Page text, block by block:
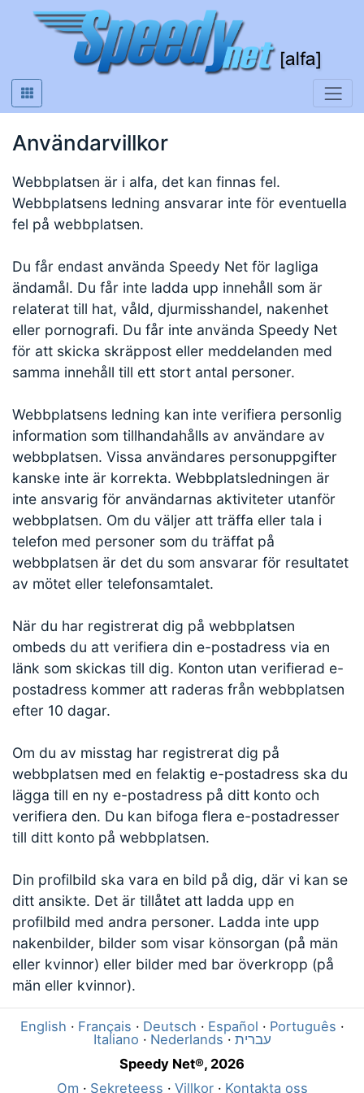
Användarvillkor
Webbplatsen är i alfa, det kan finnas fel.
Webbplatsens ledning ansvarar inte för eventuella
fel på webbplatsen.
Du får endast använda Speedy Net för lagliga
ändamål. Du får inte ladda upp innehåll som är
relaterat till hat, våld, djurmisshandel, nakenhet
eller pornografi. Du får inte använda Speedy Net
för att skicka skräppost eller meddelanden med
samma innehåll till ett stort antal personer.
Webbplatsens ledning kan inte verifiera personlig
information som tillhandahålls av användare av
webbplatsen. Vissa användares personuppgifter
kanske inte är korrekta. Webbplatsledningen är
inte ansvarig för användarnas aktiviteter utanför
webbplatsen. Om du väljer att träffa eller tala i
telefon med personer som du träffat på
webbplatsen är det du som ansvarar för resultatet
av mötet eller telefonsamtalet.
När du har registrerat dig på webbplatsen
ombeds du att verifiera din e-postadress via en
länk som skickas till dig. Konton utan verifierad e-
postadress kommer att raderas från webbplatsen
efter 10 dagar.
Om du av misstag har registrerat dig på
webbplatsen med en felaktig e-postadress ska du
lägga till en ny e-postadress på ditt konto och
verifiera den. Du kan bifoga flera e-postadresser
till ditt konto på webbplatsen.
Din profilbild ska vara en bild på dig, där vi kan se
ditt ansikte. Det är tillåtet att ladda upp en
profilbild med andra personer. Ladda inte upp
nakenbilder, bilder som visar könsorgan (på män
eller kvinnor) eller bilder med bar överkropp (på
män eller kvinnor).
English Français Deutsch Español
Português
Italiano
Nederlands
עברית
Speedy Net®, 2026
Om
Sekreteess Villkor Kontakta oss